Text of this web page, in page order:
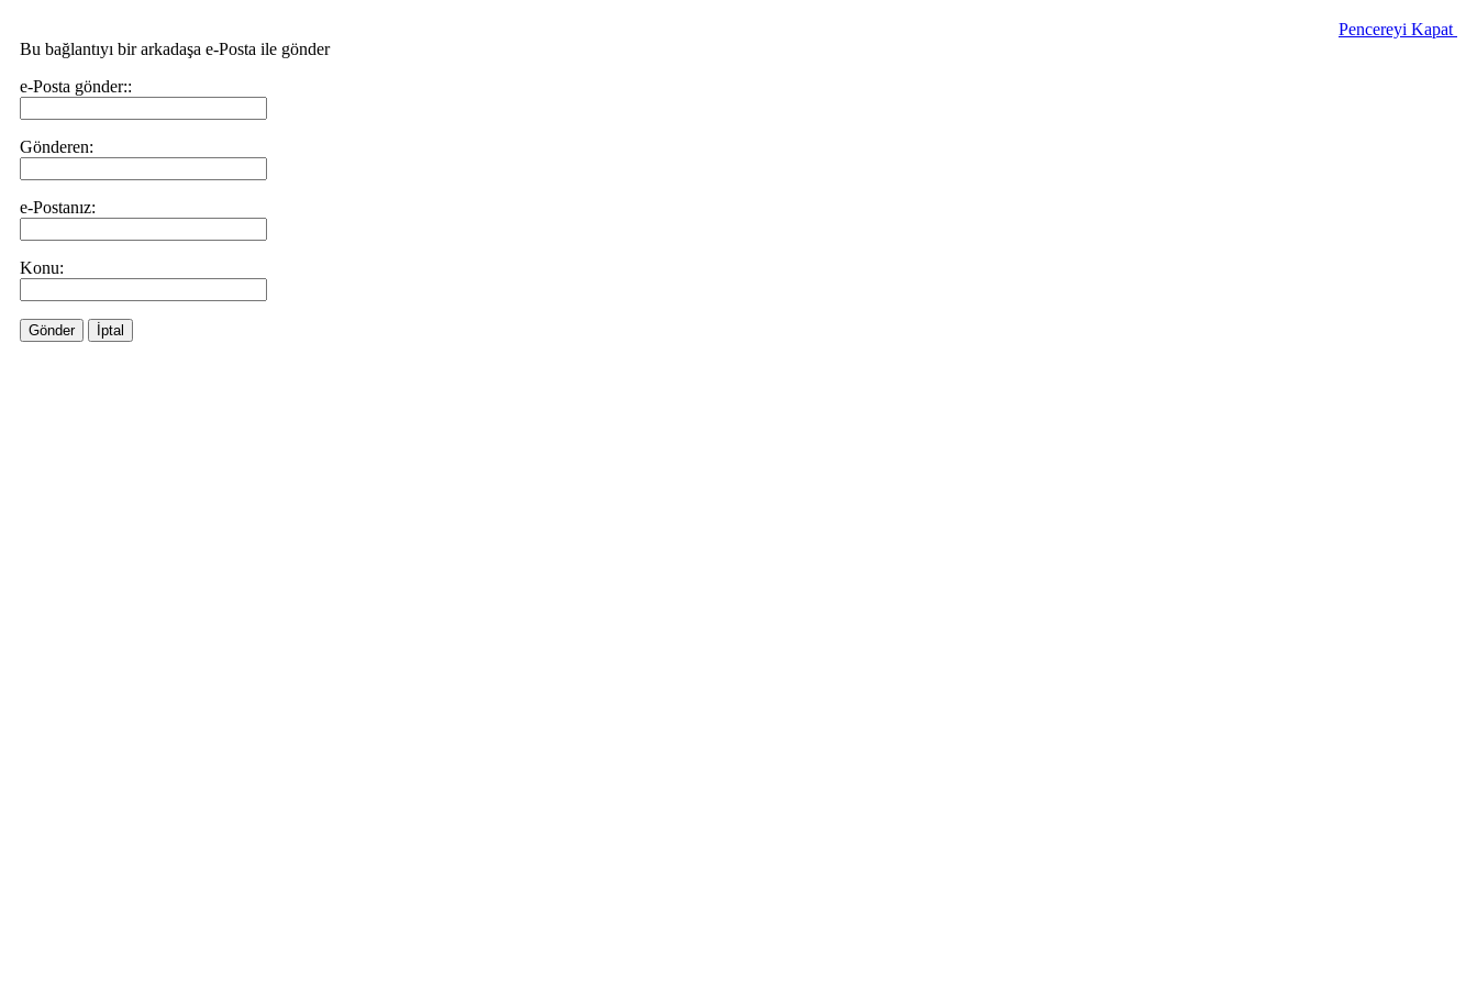
Pencereyi Kapat
Bu bağlantıyı bir arkadaşa e-Posta ile gönder
e-Posta gönder::
Gönderen:
e-Postanız:
Konu:
Gönder İptal